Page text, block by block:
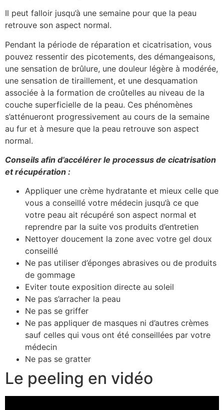
Il peut falloir jusqu’à une semaine pour que la peau
retrouve son aspect normal.
Pendant la période de réparation et cicatrisation, vous
pouvez ressentir des picotements, des démangeaisons,
une sensation de brûlure, une douleur légère à modérée,
une sensation de tiraillement, et une desquamation
associée à la formation de croûtelles au niveau de la
couche superficielle de la peau. Ces phénomènes
s’atténueront progressivement au cours de la semaine
au fur et à mesure que la peau retrouve son aspect
normal.
Conseils afin d’accélérer le processus de cicatrisation
et récupération :
Appliquer une crème hydratante et mieux celle que
vous a conseillé votre médecin jusqu’à ce que
votre peau ait récupéré son aspect normal et
reprendre par la suite vos produits d’entretien
Nettoyer doucement la zone avec votre gel doux
conseillé
Ne pas utiliser d’éponges abrasives ou de produits
de gommage
Eviter toute exposition directe au soleil
Ne pas s’arracher la peau
Ne pas se griffer
Ne pas appliquer de masques ni d’autres crèmes
sauf celles qui vous ont été conseillées par votre
médecin
Ne pas se gratter
Le peeling en vidéo